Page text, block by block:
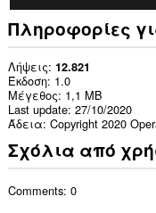
Πληροφορίες
Λήψεις 12.821
Έκδοση 1.0
Μέγεθος 1,1 MB
Last update 27/10/2020
Άδεια Copyright 2020
Σχόλια από
Comments: 0